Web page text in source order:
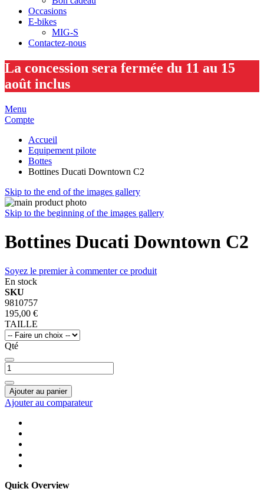
Occasions
E-bikes
MIG-S
Contactez-nous
La concession sera fermée du 11 au 15
août inclus
Menu
Compte
Accueil
Equipement pilote
Bottes
Bottines Ducati Downtown C2
Skip to the end of the images gallery
Skip to the beginning of the images gallery
Bottines Ducati Downtown C2
Soyez le premier à commenter ce produit
En stock
SKU
9810757
195,00 €
TAILLE
Qté
Ajouter au panier
Ajouter au comparateur
Quick Overview